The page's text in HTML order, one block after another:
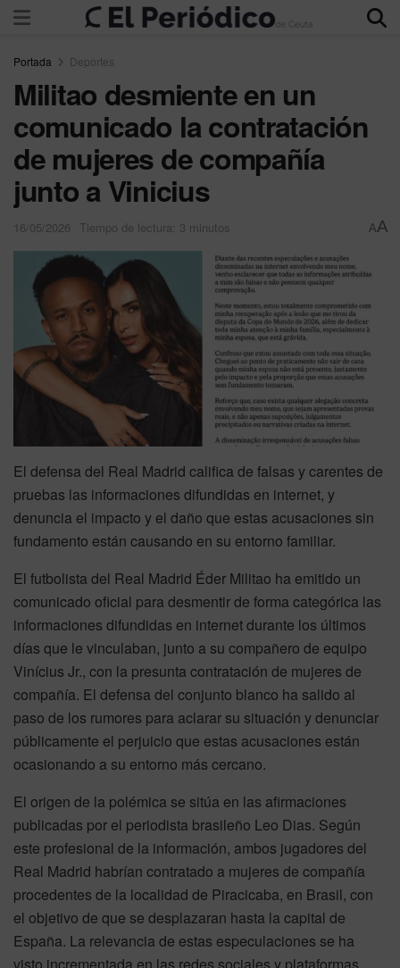
Portada Deportes
Militao desmiente en un
comunicado la contratación
de mujeres de compañía
junto a Vinicius
16/05/2026 Tiempo de lectura: 3 minutos AA
El defensa del Real Madrid califica de falsas y carentes de
pruebas las informaciones difundidas en internet, y
denuncia el impacto y el daño que estas acusaciones sin
fundamento están causando en su entorno familiar.
El futbolista del Real Madrid Éder Militao ha emitido un
comunicado oficial para desmentir de forma categórica las
informaciones difundidas en internet durante los últimos
días que le vinculaban, junto a su compañero de equipo
Vinícius Jr., con la presunta contratación de mujeres de
compañía. El defensa del conjunto blanco ha salido al
paso de los rumores para aclarar su situación y denunciar
públicamente el perjuicio que estas acusaciones están
ocasionando a su entorno más cercano.
El origen de la polémica se sitúa en las afirmaciones
publicadas por el periodista brasileño Leo Dias. Según
este profesional de la información, ambos jugadores del
Real Madrid habrían contratado a mujeres de compañía
procedentes de la localidad de Piracicaba, en Brasil, con
el objetivo de que se desplazaran hasta la capital de
España. La relevancia de estas especulaciones se ha
visto incrementada en las redes sociales y plataformas